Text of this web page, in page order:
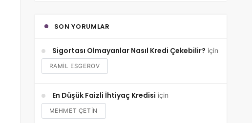
SON YORUMLAR
Sigortası Olmayanlar Nasıl Kredi Çekebilir? için
RAMIL ESGEROV
En Düşük Faizli İhtiyaç Kredisi için
MEHMET ÇETİN